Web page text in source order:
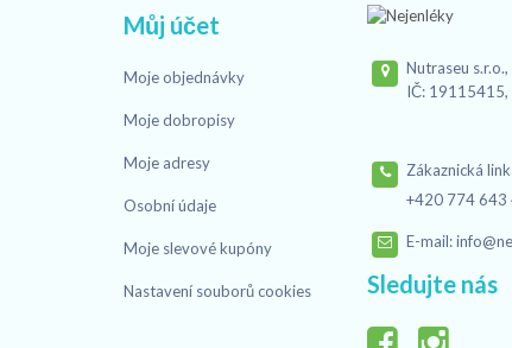
Můj účet
Moje objednávky
Moje dobropisy
Moje adresy
Osobní údaje
Moje slevové kupóny
Nastavení souborů cookies
Nutraseu
IČ:
Zákaznická
+420 774 643
E-mail:
Sledujte nás